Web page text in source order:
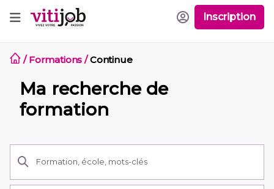
Inscription
/Formations /Continue
Ma recherche de
formation